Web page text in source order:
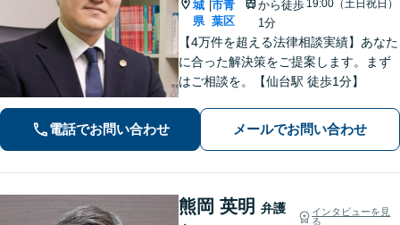
城
県
市青
葉区
から徒歩
1分
19:00（土日祝日）
【4万件を超える法律相談実績】あなた
に合った解決策をご提案します。まず
はご相談を。【仙台駅 徒歩1分】
電話でお問い合わせ メールでお問い合わせ
熊岡 英明 弁護
インタビューを見
る